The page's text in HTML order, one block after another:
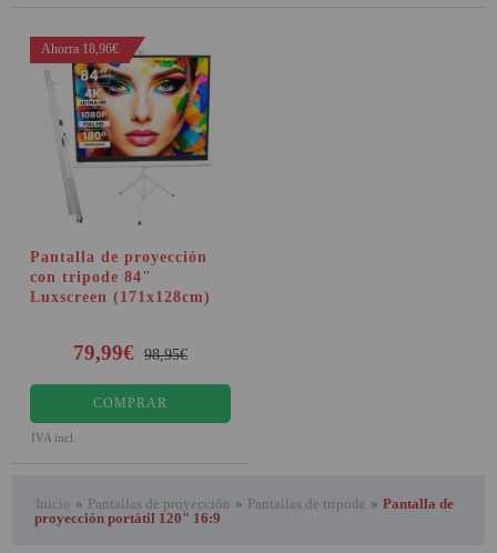
Ahorra 18,96€
Pantalla de proyección
con tripode 84"
Luxscreen (171x128cm)
79,99€ 98,95€
COMPRAR
IVA incl.
Inicio » Pantallas de proyección » Pantallas de tripode » Pantalla de
proyección portátil 120" 16:9